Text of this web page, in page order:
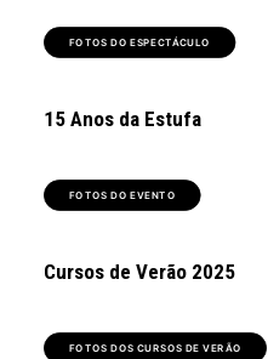
FOTOS DO ESPECTÁCULO
15 Anos da Estufa
FOTOS DO EVENTO
Cursos de Verão 2025
FOTOS DOS CURSOS DE VERÃO